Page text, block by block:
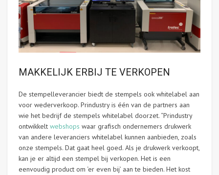
MAKKELIJK ERBIJ TE VERKOPEN
De stempelleverancier biedt de stempels ook whitelabel aan
voor wederverkoop. Prindustry is één van de partners aan
wie het bedrijf de stempels whitelabel doorzet. “Prindustry
ontwikkelt webshops waar grafisch ondernemers drukwerk
van andere leveranciers whitelabel kunnen aanbieden, zoals
onze stempels. Dat gaat heel goed. Als je drukwerk verkoopt,
kan je er altijd een stempel bij verkopen. Het is een
eenvoudig product om ‘er even bij’ aan te bieden. Het kost